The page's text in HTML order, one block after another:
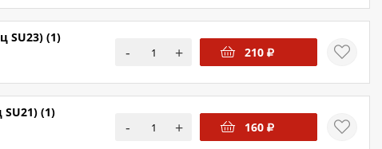
SU23) (1)
- + 210
(1)
- + 160